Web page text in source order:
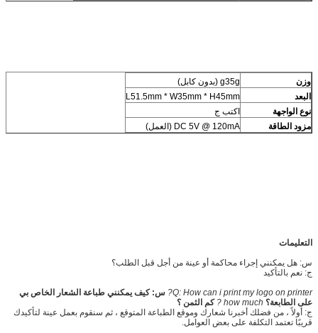
وزن
g35g (بدون كابل)
البعد
L51.5mm * W35mm * H45mm
نوع الواجهة
اكتب ج
مزود الطاقة
DC 5V @ 120mA (العمل)
التعليمات
س: هل يمكنني إجراء محاكمة أو عينة من أجل قبل الطلب؟
ج: نعم بالتأكيد
Q: How can i print my logo on printer?
س: كيف يمكنني طباعة الشعار الخاص بي
على الطابعة؟ how much ?
كم الثمن ؟
ج: أولاً ، من فضلك أخبرنا شعارك وموقع الطباعة المتوقع ، ثم سنقوم بعمل عينة لتأكيدك
قريبًا تعتمد التكلفة على بعض العوامل.